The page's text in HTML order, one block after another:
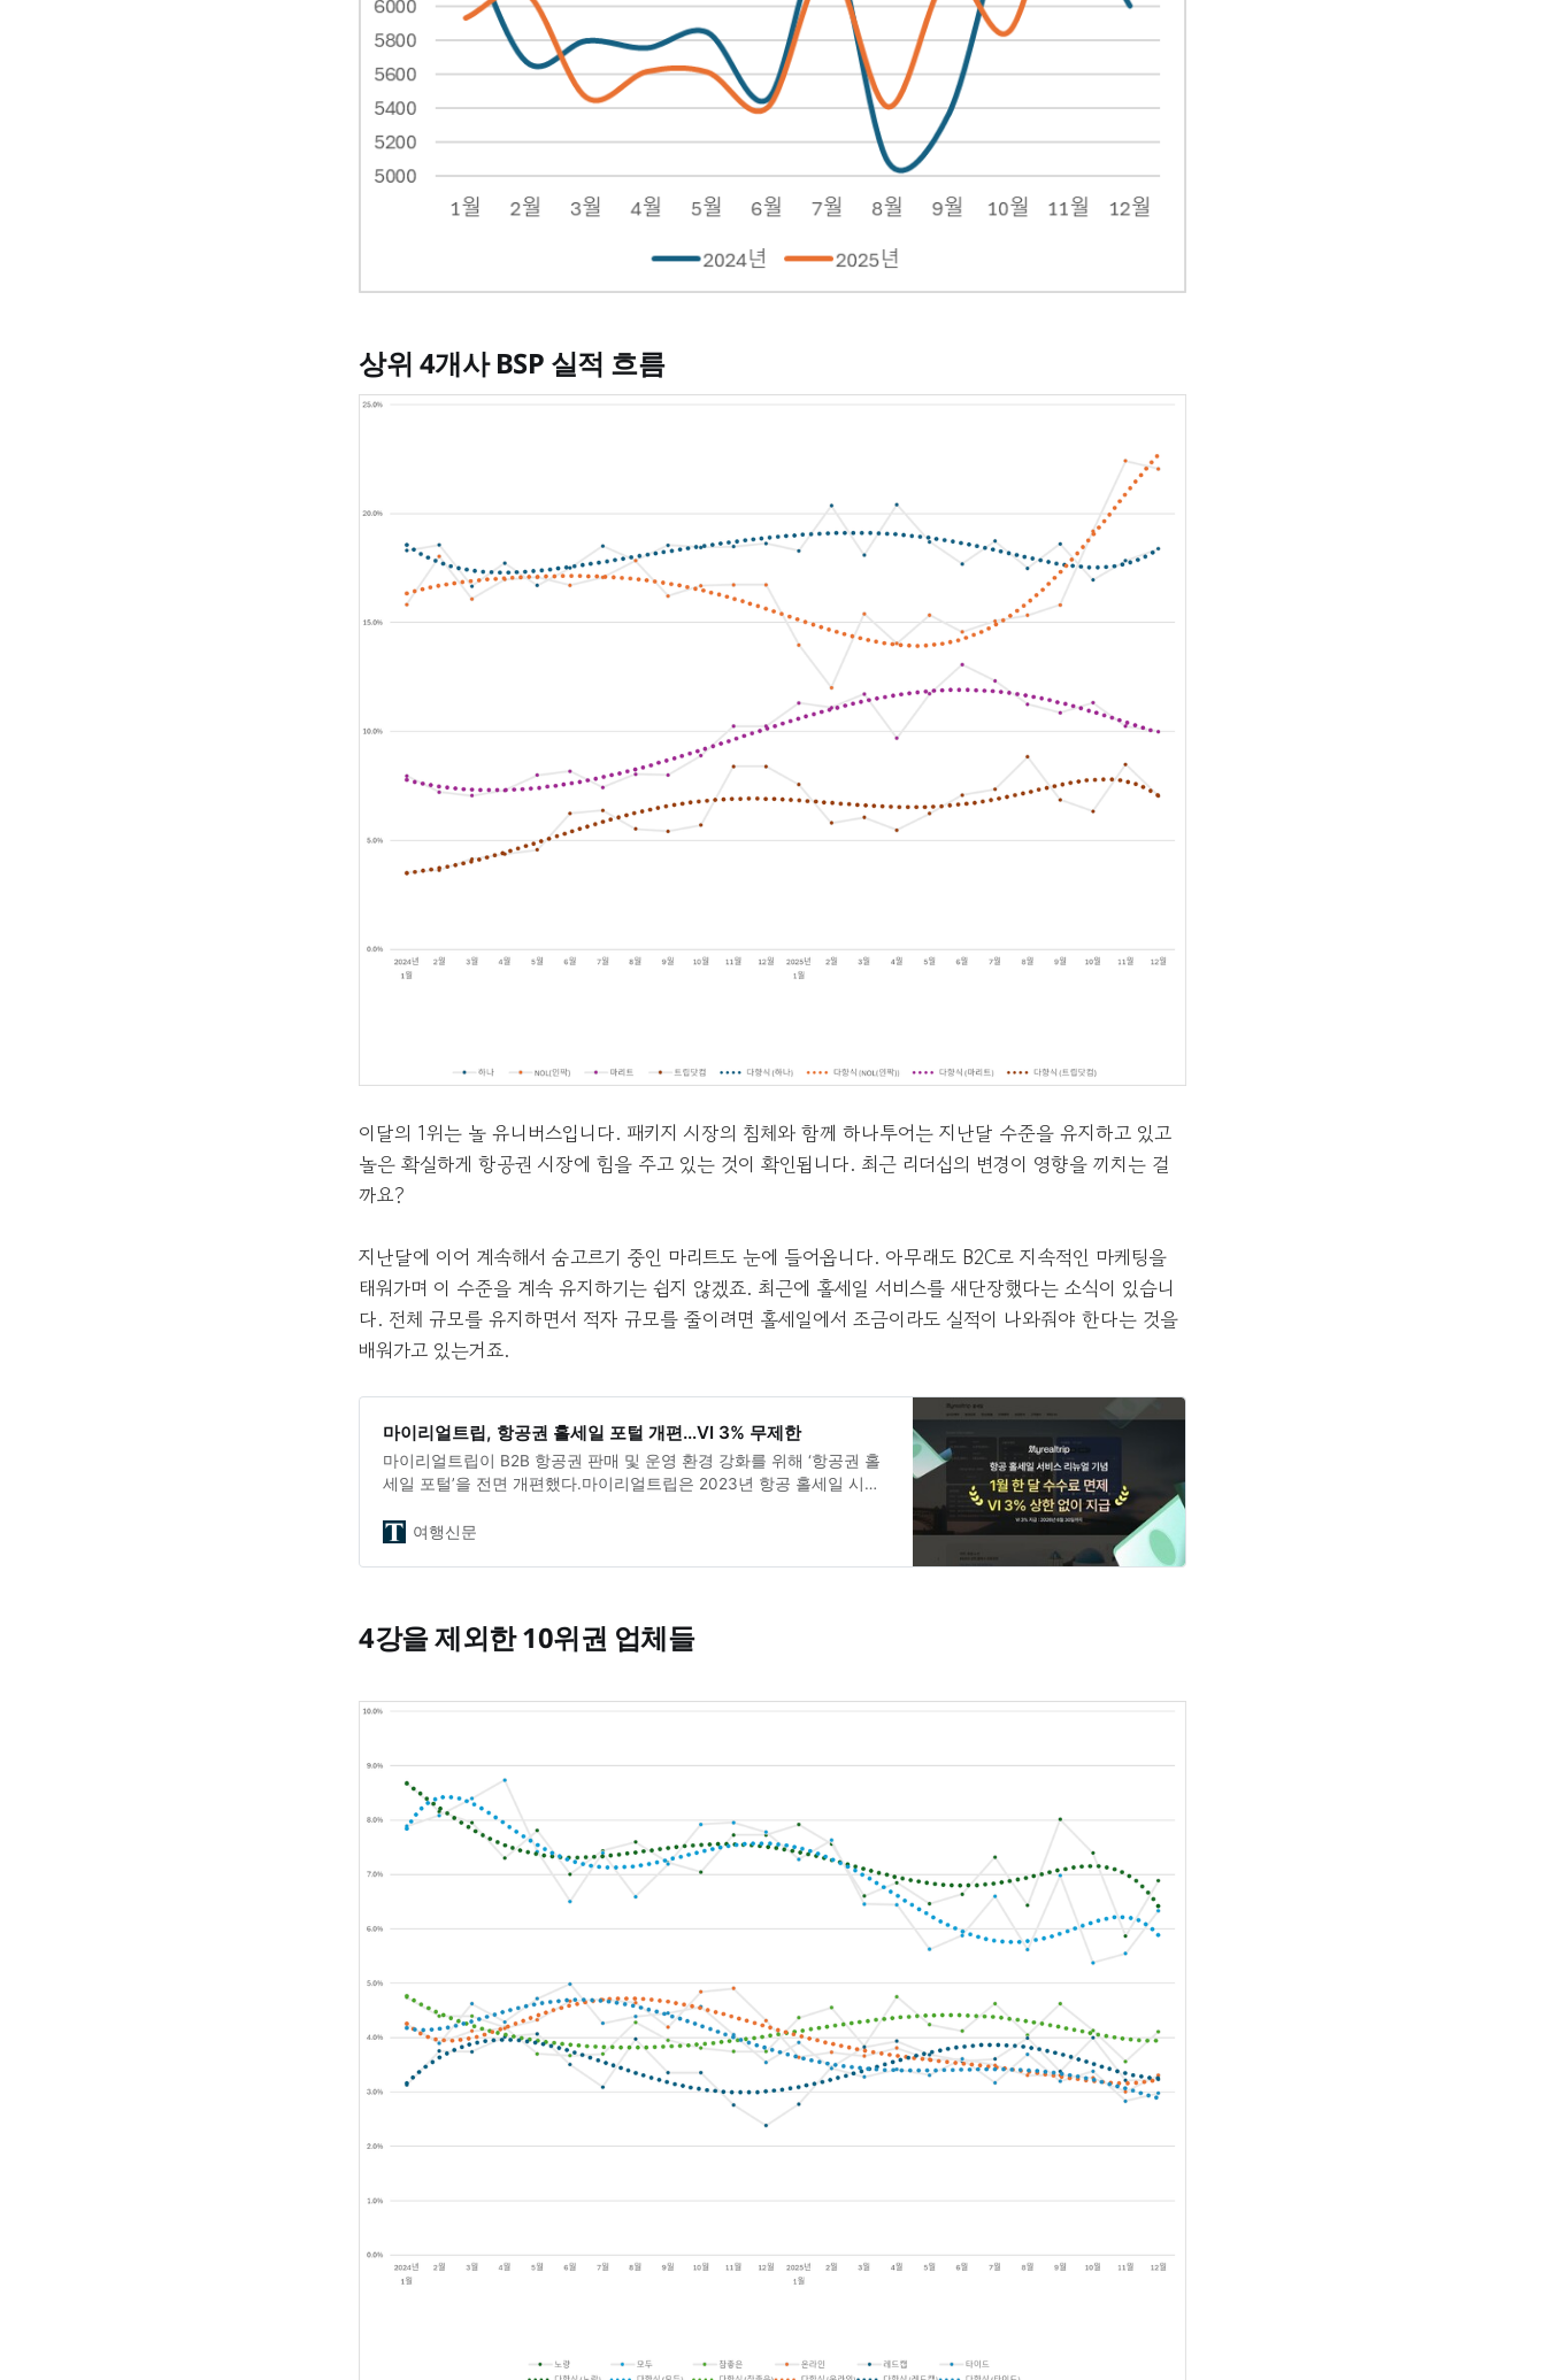
상위 4개사 BSP 실적 흐름
이달의 1위는 놀 유니버스입니다. 패키지 시장의 침체와 함께 하나투어는 지난달 수준을 유지하고 있고
놀은 확실하게 항공권 시장에 힘을 주고 있는 것이 확인됩니다. 최근 리더십의 변경이 영향을 끼치는 걸
까요?
지난달에 이어 계속해서 숨고르기 중인 마리트도 눈에 들어옵니다. 아무래도 B2C로 지속적인 마케팅을
태워가며 이 수준을 계속 유지하기는 쉽지 않겠죠. 최근에 홀세일 서비스를 새단장했다는 소식이 있습니
다. 전체 규모를 유지하면서 적자 규모를 줄이려면 홀세일에서 조금이라도 실적이 나와줘야 한다는 것을
배워가고 있는거죠.
마이리얼트립, 항공권 홀세일 포털 개편…VI 3% 무제한
마이리얼트립이 B2B 항공권 판매 및 운영 환경 강화를 위해 ‘항공권 홀
세일 포털’을 전면 개편했다.마이리얼트립은 2023년 항공 홀세일 시스
체계를 지속 개선해 왔다. 이번 개편은 약 6개월간 파트너 실무진의 의
여행신문
4강을 제외한 10위권 업체들